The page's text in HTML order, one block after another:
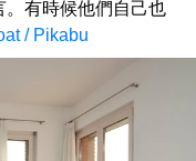
。有時候他們自己也
/ Pikabu